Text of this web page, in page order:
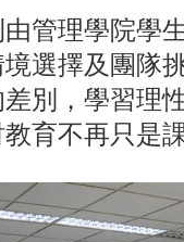
管理學院學
選擇及團隊
別，學習理
育不再只是